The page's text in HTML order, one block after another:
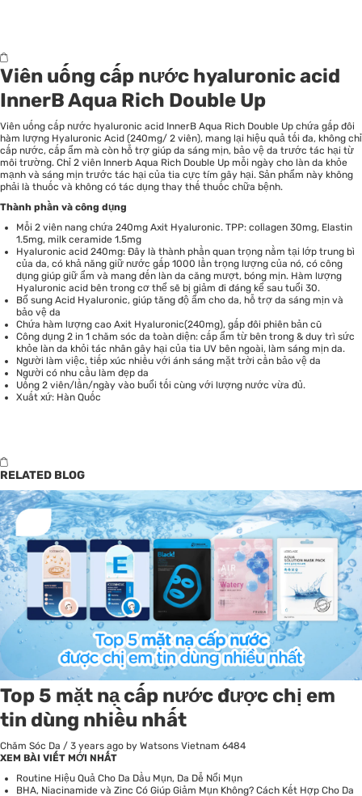
Viên uống cấp nước hyaluronic acid
InnerB Aqua Rich Double Up
Viên uống cấp nước hyaluronic acid InnerB Aqua Rich Double Up chứa gấp đôi
hàm lượng Hyaluronic Acid (240mg/ 2 viên), mang lại hiệu quả tối đa, không chỉ
cấp nước, cấp ẩm mà còn hỗ trợ giúp da sáng mịn, bảo vệ da trước tác hại từ
môi trường. Chỉ 2 viên Innerb Aqua Rich Double Up mỗi ngày cho làn da khỏe
mạnh và sáng mịn trước tác hại của tia cực tím gây hại. Sản phẩm này không
phải là thuốc và không có tác dụng thay thế thuốc chữa bệnh.
Thành phần và công dụng
Mỗi 2 viên nang chứa 240mg Axit Hyaluronic. TPP: collagen 30mg, Elastin
1.5mg, milk ceramide 1.5mg
Hyaluronic acid 240mg: Đây là thành phần quan trọng nằm tại lớp trung bì
của da, có khả năng giữ nước gấp 1000 lần trọng lượng của nó, có công
dụng giúp giữ ẩm và mang đến làn da căng mượt, bóng mịn. Hàm lượng
Hyaluronic acid bên trong cơ thể sẽ bị giảm đi đáng kể sau tuổi 30.
Bổ sung Acid Hyaluronic, giúp tăng độ ẩm cho da, hỗ trợ da sáng mịn và
bảo vệ da
Chứa hàm lượng cao Axit Hyaluronic(240mg), gấp đôi phiên bản cũ
Công dụng 2 in 1 chăm sóc da toàn diện: cấp ẩm từ bên trong & duy trì sức
khỏe làn da khỏi tác nhân gây hại của tia UV bên ngoài, làm sáng mịn da.
Người làm việc, tiếp xúc nhiều với ánh sáng mặt trời cần bảo vệ da
Người có nhu cầu làm đẹp da
Uống 2 viên/lần/ngày vào buổi tối cùng với lượng nước vừa đủ.
Xuất xứ: Hàn Quốc
RELATED BLOG
Top 5 mặt nạ cấp nước được chị em
tin dùng nhiều nhất
Chăm Sóc Da / 3 years ago by Watsons Vietnam 6484
XEM BÀI VIẾT MỚI NHẤT
Routine Hiệu Quả Cho Da Dầu Mụn, Da Dễ Nổi Mụn
BHA, Niacinamide và Zinc Có Giúp Giảm Mụn Không? Cách Kết Hợp Cho Da